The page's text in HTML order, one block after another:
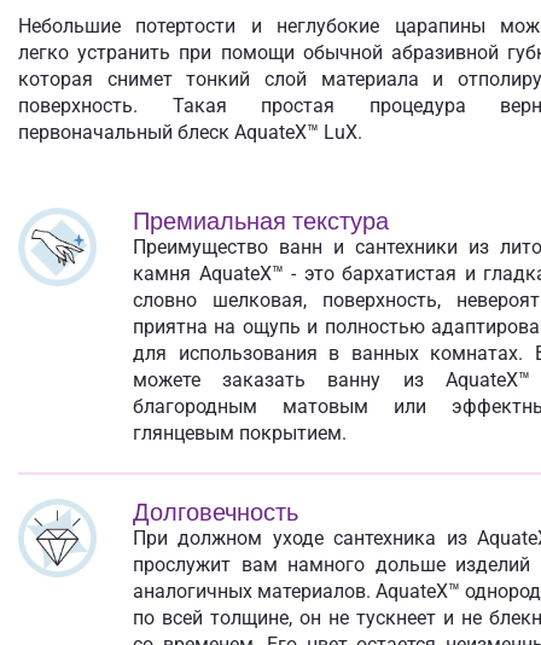
Небольшие потертости и неглубокие царапины
легко устранить при помощи обычной абразивной
которая снимет тонкий слой материала и
поверхность. Такая простая процедура
первоначальный блеск AquateX™ LuX.
Премиальная текстура
Преимущество ванн и сантехники из
камня AquateX™ - это бархатистая и
словно шелковая, поверхность,
приятна на ощупь и полностью
для использования в ванных комнатах.
можете заказать ванну из
благородным матовым или
глянцевым покрытием.
Долговечность
При должном уходе сантехника из
прослужит вам намного дольше изделий
аналогичных материалов. AquateX™
по всей толщине, он не тускнеет и не